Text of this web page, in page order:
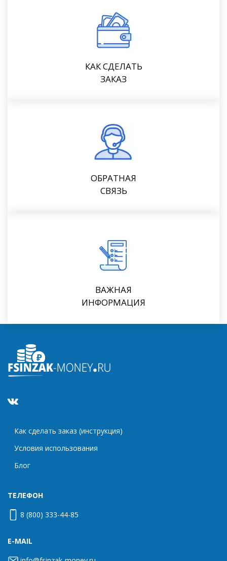
КАК СДЕЛАТЬ
ЗАКАЗ
ОБРАТНАЯ
СВЯЗЬ
ВАЖНАЯ
ИНФОРМАЦИЯ
Как сделать заказ (инструкция)
Условия использования
Блог
ТЕЛЕФОН
8 (800) 333-44-85
E-MAIL